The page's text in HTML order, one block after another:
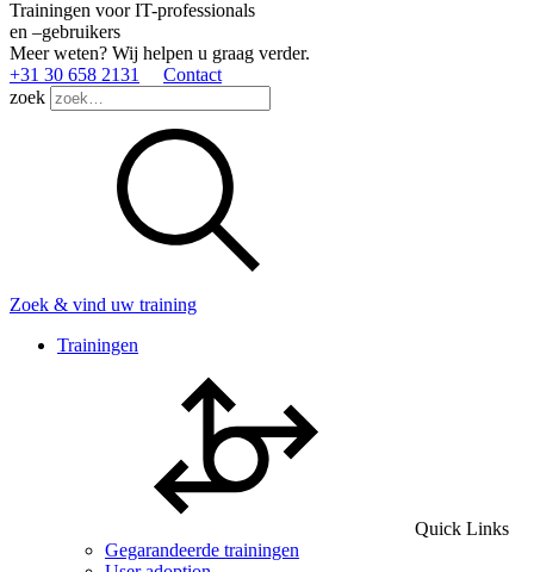
Trainingen voor IT-professionals
en –gebruikers
Meer weten? Wij helpen u graag verder.
+31 30 658 2131
Contact
zoek
Zoek & vind uw training
Trainingen
Quick Links
Gegarandeerde trainingen